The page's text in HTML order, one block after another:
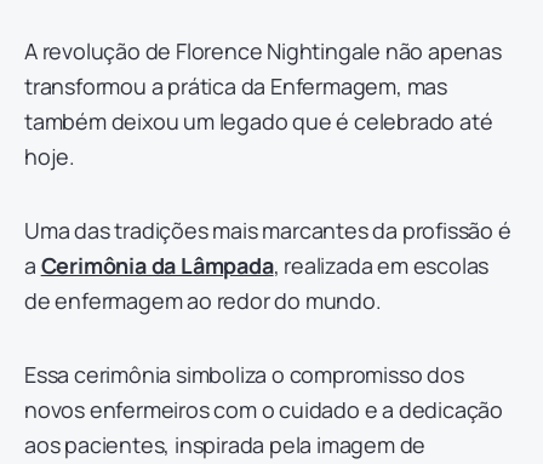
A revolução de Florence Nightingale não apenas
transformou a prática da Enfermagem, mas
também deixou um legado que é celebrado até
hoje.
Uma das tradições mais marcantes da profissão é
a Cerimônia da Lâmpada, realizada em escolas
de enfermagem ao redor do mundo.
Essa cerimônia simboliza o compromisso dos
novos enfermeiros com o cuidado e a dedicação
aos pacientes, inspirada pela imagem de